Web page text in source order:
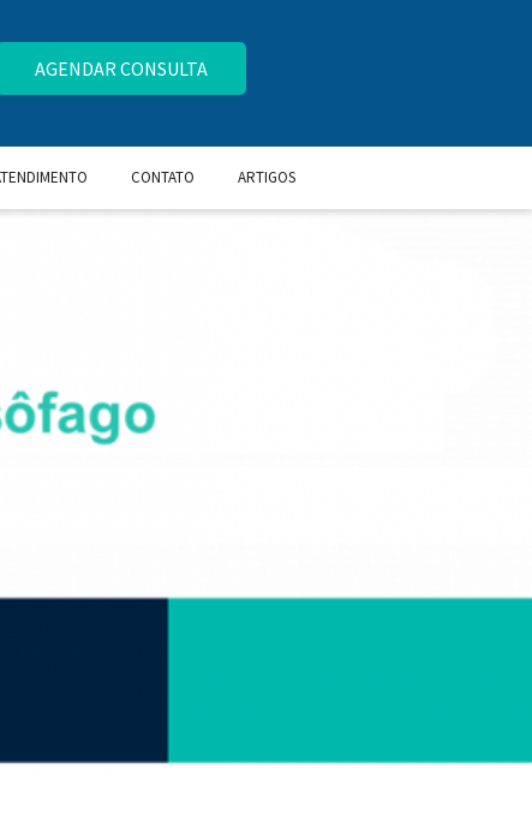
AGENDAR CONSULTA
CONTATO ARTIGOS